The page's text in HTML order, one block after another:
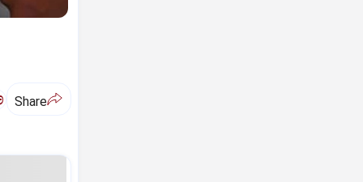
Share